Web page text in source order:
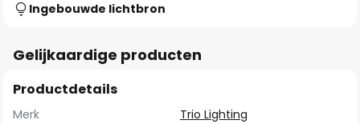
Ingebouwde lichtbron
Gelijkaardige producten
Productdetails
Merk
Trio Lighting